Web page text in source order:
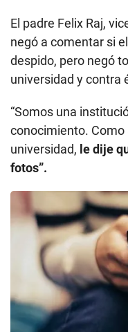
El padre Felix Raj,
negó a comentar si
despido, pero negó
universidad y contra
“Somos una
conocimiento. Como
universidad, le dije
fotos”.